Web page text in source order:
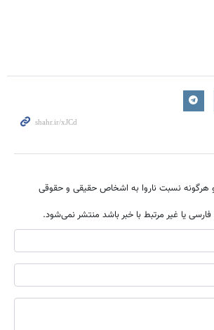
هرگونه نسبت ناروا به اشخاص حقیقی و حقوقی
فارسی یا غیر مرتبط با خبر باشد منتشر نمی‌شود.